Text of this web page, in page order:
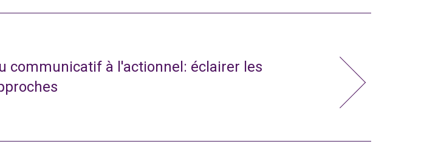
communicatif à l'actionnel: éclairer les